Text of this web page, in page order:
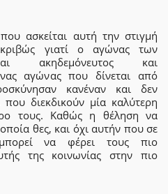
ασκείται αυτή την στιγμή
γιατί ο αγώνας των
ακηδεμόνευτος και
αγώνας που δίνεται από
κανέναν και δεν
διεκδικούν μία καλύτερη
τους. Καθώς η θέληση να
θες, και όχι αυτήν που σε
να φέρει τους πιο
της κοινωνίας στην πιο